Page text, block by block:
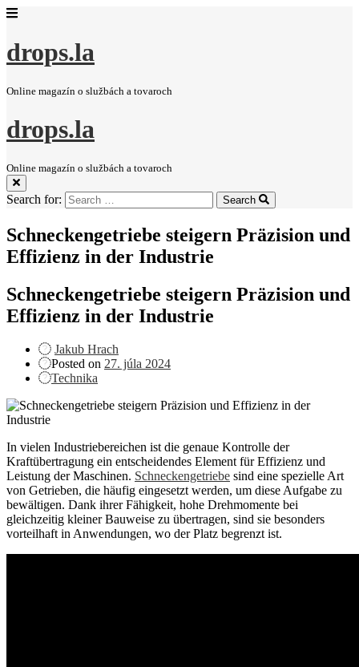
drops.la
Online magazín o službách a tovaroch
drops.la
Online magazín o službách a tovaroch
Search for: Search
Schneckengetriebe steigern Präzision und
Effizienz in der Industrie
Schneckengetriebe steigern Präzision und
Effizienz in der Industrie
Jakub Hrach
Posted on 27. júla 2024
Technika
In vielen Industriebereichen ist die genaue Kontrolle der
Kraftübertragung ein entscheidendes Element für Effizienz und
Leistung der Maschinen. Schneckengetriebe sind eine spezielle Art
von Getrieben, die häufig eingesetzt werden, um diese Aufgabe zu
bewältigen. Dank ihrer Fähigkeit, hohe Drehmomente bei
gleichzeitig kleiner Bauweise zu übertragen, sind sie besonders
vorteilhaft in Anwendungen, wo der Platz begrenzt ist.